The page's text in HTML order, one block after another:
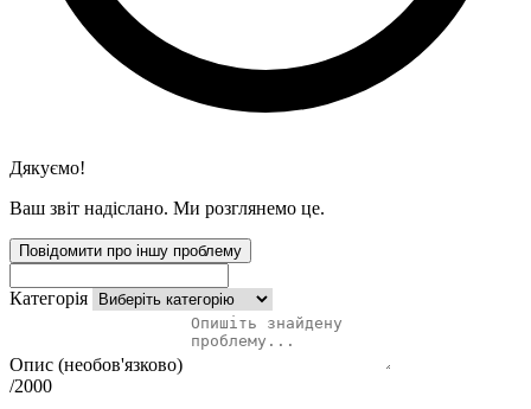
Дякуємо!
Ваш звіт надіслано. Ми розглянемо це.
Повідомити про іншу проблему
Категорія
Опис (необов'язково)
/2000